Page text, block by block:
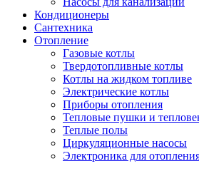
Кондиционеры
Сантехника
Отопление
Газовые котлы
Твердотопливные котлы
Котлы на жидком топливе
Электрические котлы
Приборы отопления
Тепловые пушки и
Теплые полы
Циркуляционные насосы
Электроника для